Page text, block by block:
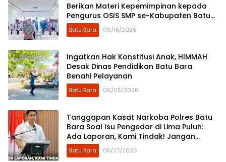
Berikan Materi Kepemimpinan kepada
Pengurus OSIS SMP se-Kabupaten Batu
Bara
Batu Bara 06/18/2026
Ingatkan Hak Konstitusi Anak, HIMMAH
Desak Dinas Pendidikan Batu Bara
Benahi Pelayanan
Batu Bara 06/05/2026
Tanggapan Kasat Narkoba Polres Batu
Bara Soal Isu Pengedar di Lima Puluh:
Ada Laporan, Kami Tindak! Jangan
Batu Bara 05/27/2026